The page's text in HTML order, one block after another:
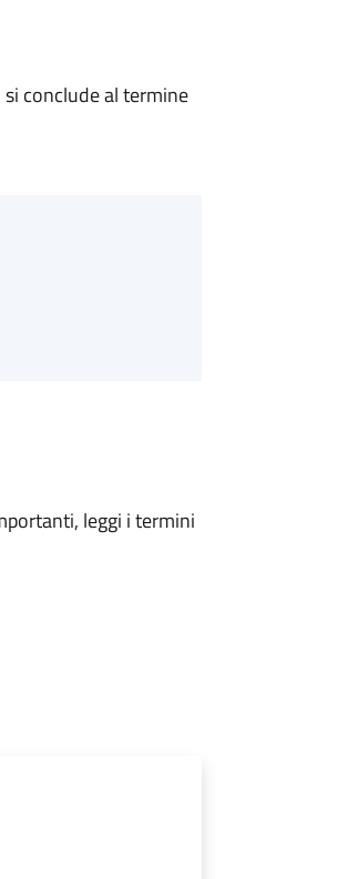
conclude al termine
leggi i termini